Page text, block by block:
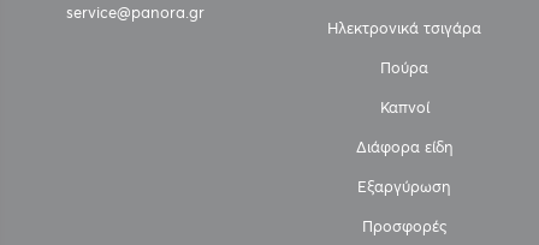
service@panora.gr
Ηλεκτρονικά τσιγάρα
Πούρα
Καπνοί
Διάφορα είδη
Εξαργύρωση
Προσφορές